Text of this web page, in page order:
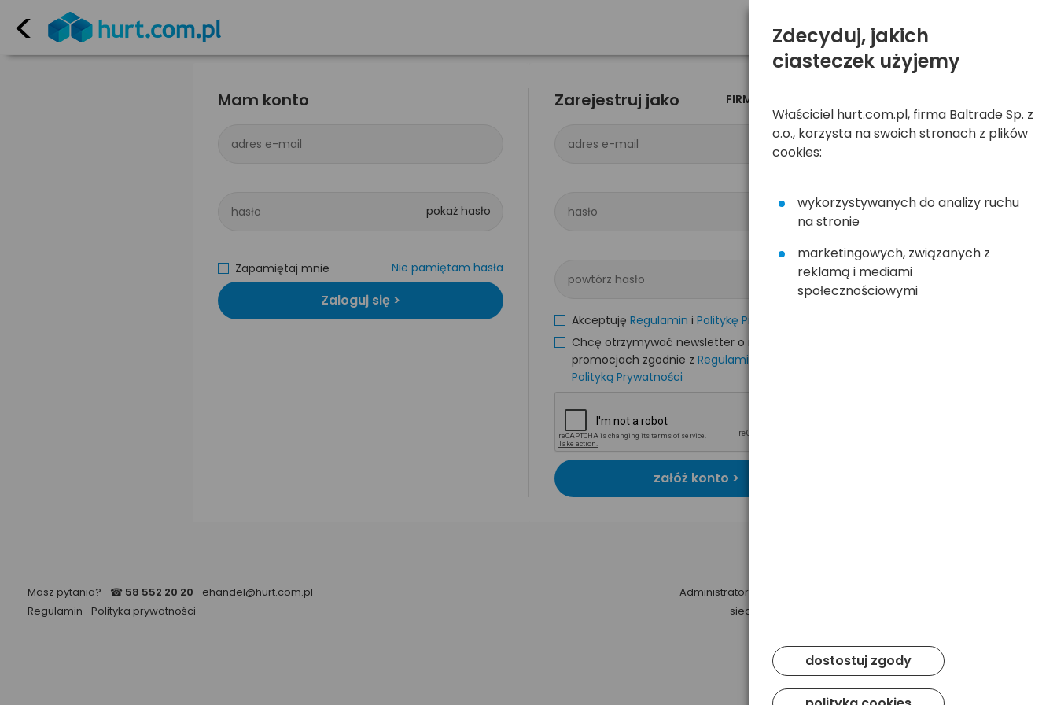
<
Mam konto
adres e-mail
hasło
Zapamiętaj mnie Nie pamiętam hasła
Zarejestruj jako FIRMA
adres e-mail
hasło
powtórz hasło
Akceptuję Regulamin i Politykę Prywatności
Chcę otrzymywać newsletter o nowościach i
promocjach zgodnie z Regulaminem
Polityką Prywatności
załóż konto >
Masz pytania? ☎ 58 552 20 20
ehandel@hurt.com.pl
Regulamin
Polityka prywatności
Administratorem Twoich danych osobowych jest Baltrade sp. z o.o. z
siedzibą w Gdańsku przy ul. Geodetów 24, 80-298 Gdańsk.
Zdecyduj, jakich
ciasteczek użyjemy
Właściciel hurt.com.pl, firma Baltrade Sp. z
o.o., korzysta na swoich stronach z plików
cookies:
wykorzystywanych do analizy ruchu
na stronie
marketingowych, związanych z
reklamą i mediami
społecznościowymi
dostostuj zgody